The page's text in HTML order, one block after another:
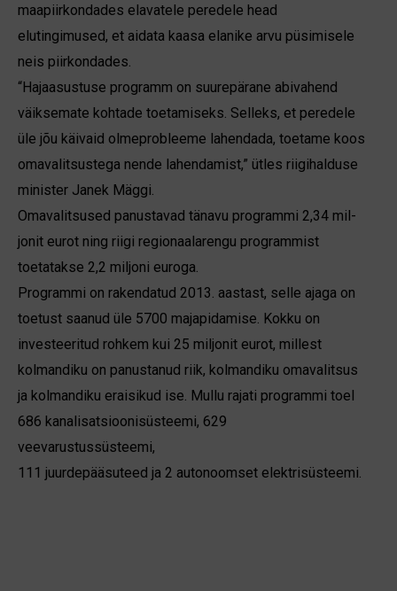
maapiirkondades elavatele peredele head
elutingimused, et aidata kaasa elanike arvu püsimisele
neis piirkondades.
“Hajaasustuse programm on suurepärane abivahend
väiksemate kohtade toetamiseks. Selleks, et peredele
üle jõu käivaid olmeprobleeme lahendada, toetame koos
omavalitsustega nende lahendamist,” ütles riigihalduse
minister Janek Mäggi.
Omavalitsused panustavad tänavu programmi 2,34 mil-­
jonit eurot ning riigi regionaalarengu programmist
toetatakse 2,2 miljoni euroga.
Programmi on rakendatud 2013. aastast, selle ajaga on
toetust saanud üle 5700 majapidamise. Kokku on
investeeritud rohkem kui 25 miljonit eurot, millest
kolmandiku on panustanud riik, kolmandiku omavalitsus
ja kolmandiku eraisikud ise. Mullu rajati programmi toel
686 kanalisatsioonisüsteemi, 629
veevarustussüsteemi,
111 juurdepääsu­teed ja 2 autonoomset elektrisüsteemi.